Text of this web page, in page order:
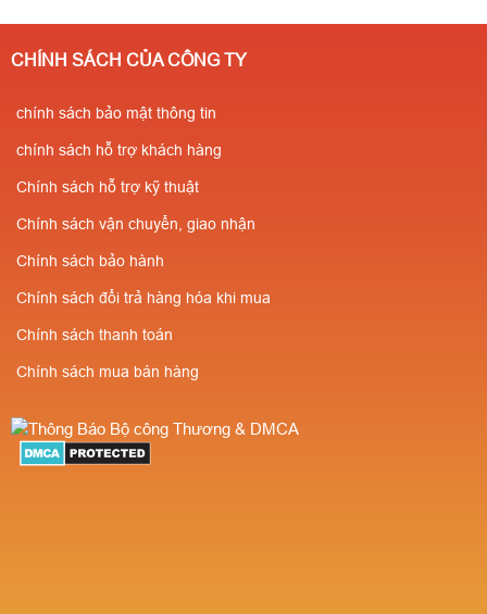
CHÍNH SÁCH CỦA CÔNG TY
chính sách bảo mật thông tin
chính sách hỗ trợ khách hàng
Chính sách hỗ trợ kỹ thuật
Chính sách vận chuyển, giao nhận
Chính sách bảo hành
Chính sách đổi trả hàng hóa khi mua
Chính sách thanh toán
Chính sách mua bán hàng